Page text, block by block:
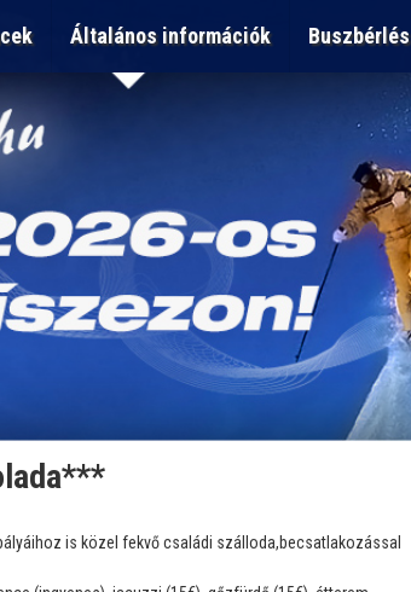
Általános információk Buszbérlés
is közel fekvő családi szálloda,becsatlakozással